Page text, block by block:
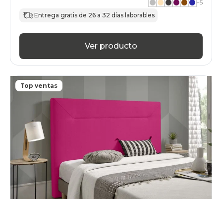
+5
Entrega gratis de 26 a 32 días laborables
Ver producto
Top ventas